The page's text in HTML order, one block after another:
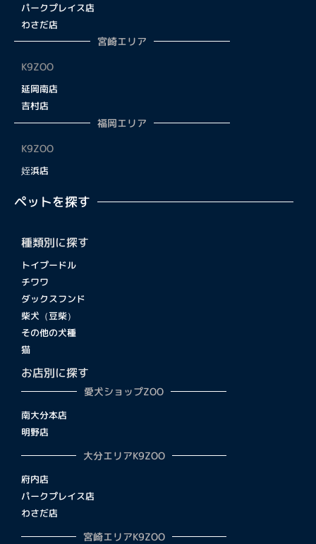
パークプレイス店
わさだ店
宮崎エリア
K9ZOO
延岡南店
吉村店
福岡エリア
K9ZOO
姪浜店
ペットを探す
種類別に探す
トイプードル
チワワ
ダックスフンド
柴犬（豆柴）
その他の犬種
猫
お店別に探す
愛犬ショップZOO
南大分本店
明野店
大分エリアK9ZOO
府内店
パークプレイス店
わさだ店
宮崎エリアK9ZOO